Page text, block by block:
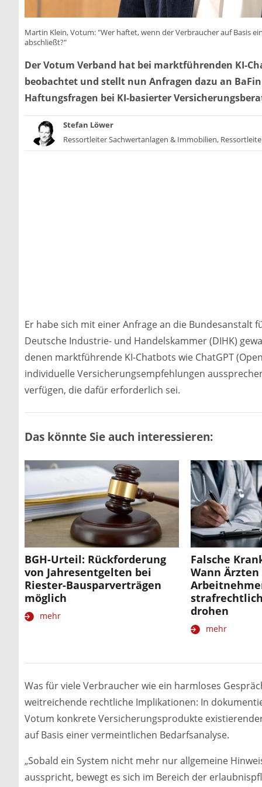
Martin Klein, Votum: "Wer haftet, wenn der Verbraucher auf Basis
abschließt?"
Der Votum Verband hat bei marktführenden KI-
beobachtet und stellt nun Anfragen dazu an
Haftungsfragen bei KI-basierter
Stefan Löwer
Ressortleiter Sachwertanlagen & Immobilien,
Er habe sich mit einer Anfrage an die Bundesanstalt
Deutsche Industrie- und Handelskammer (DIHK)
denen marktführende KI-Chatbots wie ChatGPT
individuelle Versicherungsempfehlungen
verfügen, die dafür erforderlich sei.
Das könnte Sie auch interessieren:
BGH-Urteil: Rückforderung
von Jahresentgelten bei
Riester-Bausparverträgen
möglich
mehr
Falsche
Wann
drohen
mehr
Was für viele Verbraucher wie ein harmloses
weitreichende rechtliche Implikationen: In
Votum konkrete Versicherungsprodukte
auf Basis einer vermeintlichen Bedarfsanalyse.
„Sobald ein System nicht mehr nur allgemeine
ausspricht, bewegt es sich im Bereich der